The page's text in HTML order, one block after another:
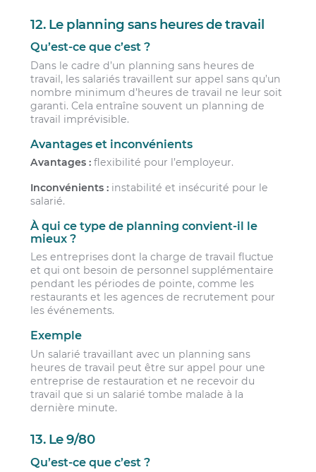
12. Le planning sans heures de travail
Qu’est-ce que c’est ?
Dans le cadre d’un planning sans heures de
travail, les salariés travaillent sur appel sans qu’un
nombre minimum d’heures de travail ne leur soit
garanti. Cela entraîne souvent un planning de
travail imprévisible.
Avantages et inconvénients
Avantages : flexibilité pour l’employeur.
Inconvénients : instabilité et insécurité pour le
salarié.
À qui ce type de planning convient-il le
mieux ?
Les entreprises dont la charge de travail fluctue
et qui ont besoin de personnel supplémentaire
pendant les périodes de pointe, comme les
restaurants et les agences de recrutement pour
les événements.
Exemple
Un salarié travaillant avec un planning sans
heures de travail peut être sur appel pour une
entreprise de restauration et ne recevoir du
travail que si un salarié tombe malade à la
dernière minute.
13. Le 9/80
Qu’est-ce que c’est ?